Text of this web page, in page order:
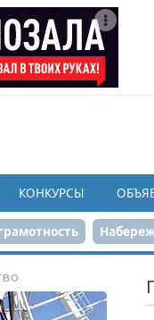
КОНКУРСЫ